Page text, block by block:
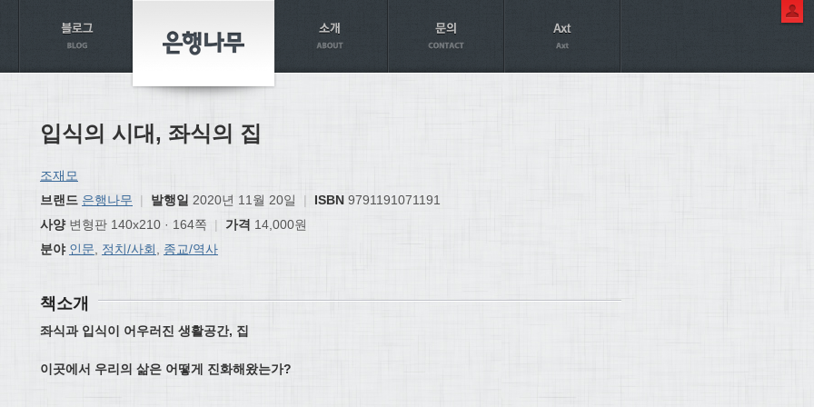
입식의 시대, 좌식의 집
조재모
브랜드 은행나무 | 발행일 2020년 11월 20일 | ISBN 9791191071191
사양변형판 140x210 · 164쪽 | 가격 14,000원
분야 인문 정치/사회 종교/역사
책소개
좌식과 입식이 어우러진 생활공간, 집
이곳에서 우리의 삶은 어떻게 진화해왔는가?